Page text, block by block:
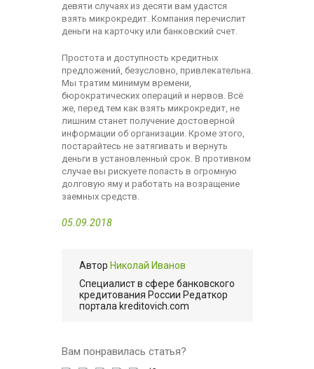
девяти случаях из десяти вам удастся
взять микрокредит. Компания перечислит
деньги на карточку или банковский счет.
Простота и доступность кредитных
предложений, безусловно, привлекательна.
Мы тратим минимум времени,
бюрократических операций и нервов. Всё
же, перед тем как взять микрокредит, не
лишним станет получение достоверной
информации об организации. Кроме этого,
постарайтесь не затягивать и вернуть
деньги в установленный срок. В противном
случае вы рискуете попасть в огромную
долговую яму и работать на возращение
заемных средств.
05.09.2018
Автор Николай Иванов
Cпециалист в сфере банковского
кредитования России Редаткор
портала kreditovich.com
Вам понравилась статья?